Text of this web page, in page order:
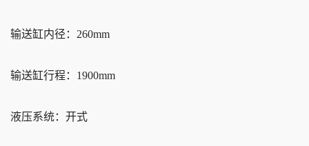
输送缸内径：260mm
输送缸行程：1900mm
液压系统：开式